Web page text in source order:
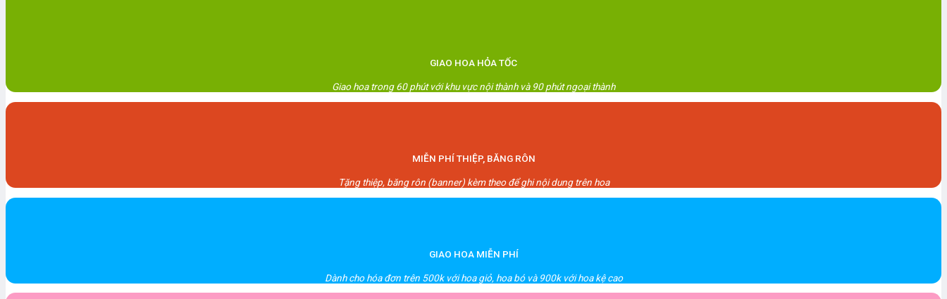
GIAO HOA HỎA TỐC
Giao hoa trong 60 phút với khu vực nội thành và 90 phút ngoại thành
MIỄN PHÍ THIỆP, BĂNG RÔN
Tặng thiệp, băng rôn (banner) kèm theo để ghi nội dung trên hoa
GIAO HOA MIỄN PHÍ
Dành cho hóa đơn trên 500k với hoa giỏ, hoa bó và 900k với hoa kệ cao